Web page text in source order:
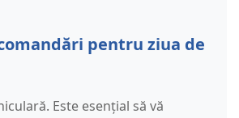
pentru ziua de
Este esențial să vă